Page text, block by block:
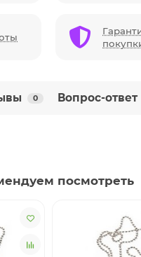
0 Вопрос-ответ
посмотреть